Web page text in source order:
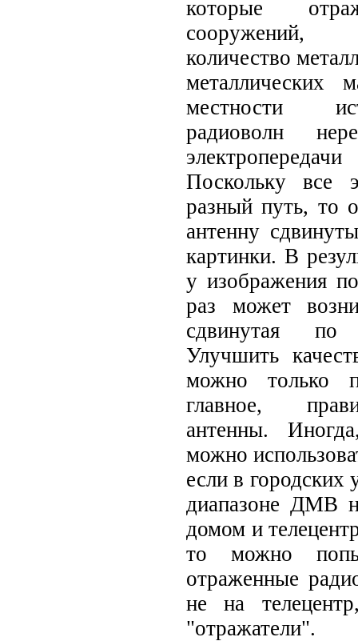
которые
сооружений,
количество
местности
радиоволн
Поскольку все
разный путь, то
антенну
картинки. В
у изображения
раз может
сдвинутая по
Улучшить
можно только
главное,
антенны.
можно
если в городских
диапазоне ДМВ
домом и
то можно
отраженные
не на
"отражатели".